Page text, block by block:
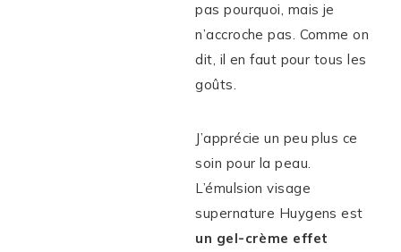
pas pourquoi, mais je
n’accroche pas. Comme on
dit, il en faut pour tous les
goûts.
J’apprécie un peu plus ce
soin pour la peau.
L’émulsion visage
supernature Huygens est
un gel-crème effet